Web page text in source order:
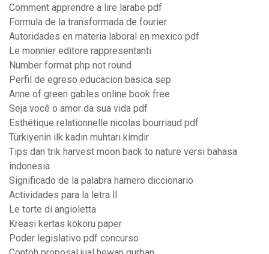
Comment apprendre a lire larabe pdf
Formula de la transformada de fourier
Autoridades en materia laboral en mexico pdf
Le monnier editore rappresentanti
Number format php not round
Perfil de egreso educacion basica sep
Anne of green gables online book free
Seja você o amor da sua vida pdf
Esthétique relationnelle nicolas bourriaud pdf
Türkiyenin ilk kadın muhtarı kimdir
Tips dan trik harvest moon back to nature versi bahasa
indonesia
Significado de la palabra harnero diccionario
Actividades para la letra ll
Le torte di angioletta
Kreasi kertas kokoru paper
Poder legislativo pdf concurso